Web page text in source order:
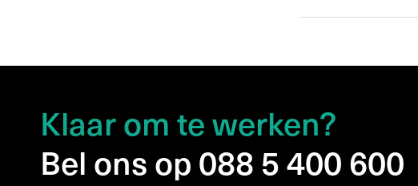
Klaar om te werken?
Bel ons op 088 5 400 600